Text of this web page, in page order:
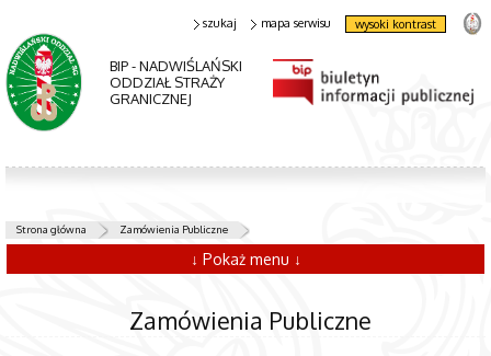
BIP - NADWIŚLAŃSKI
ODDZIAŁ STRAŻY
GRANICZNEJ
szukaj mapa serwisu wysoki kontrast
Strona główna Zamówienia Publiczne
↓ Pokaż menu ↓
Zamówienia Publiczne